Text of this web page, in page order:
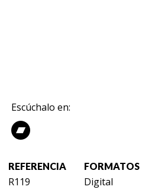
Escúchalo en:
REFERENCIA
R119
FORMATOS
Digital